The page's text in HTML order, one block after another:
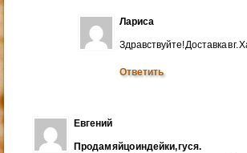
Лариса
Здравствуйте! Доставка в г.
Ответить
Евгений
Продам яйцо индейки, гуся.